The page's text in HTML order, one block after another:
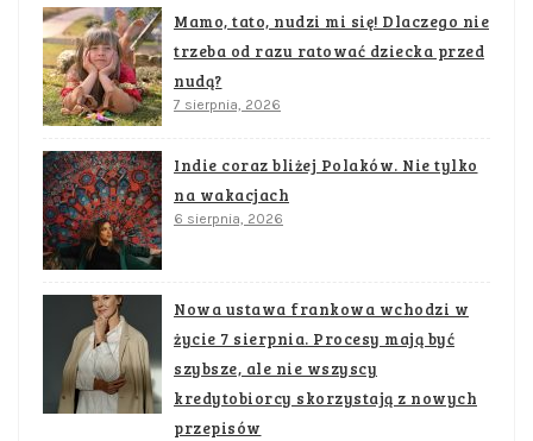
Mamo, tato, nudzi mi się! Dlaczego nie
trzeba od razu ratować dziecka przed
nudą?
7 sierpnia, 2026
Indie coraz bliżej Polaków. Nie tylko
na wakacjach
6 sierpnia, 2026
Nowa ustawa frankowa wchodzi w
życie 7 sierpnia. Procesy mają być
szybsze, ale nie wszyscy
kredytobiorcy skorzystają z nowych
przepisów